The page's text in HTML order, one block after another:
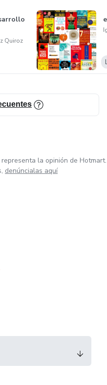
Quiroz
la opinión de Hotmart.
denúncialas aquí